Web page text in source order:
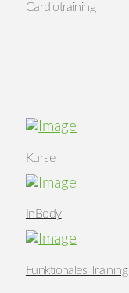
Cardiotraining
Kurse
InBody
Funktionales Training